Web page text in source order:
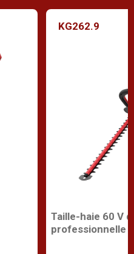
KG262.9
Taille-haie 60 V
professionnelle